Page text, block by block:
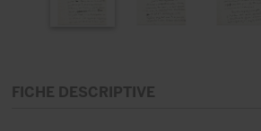
FICHE DESCRIPTIVE